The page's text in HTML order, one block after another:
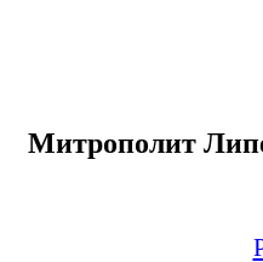
Митрополит